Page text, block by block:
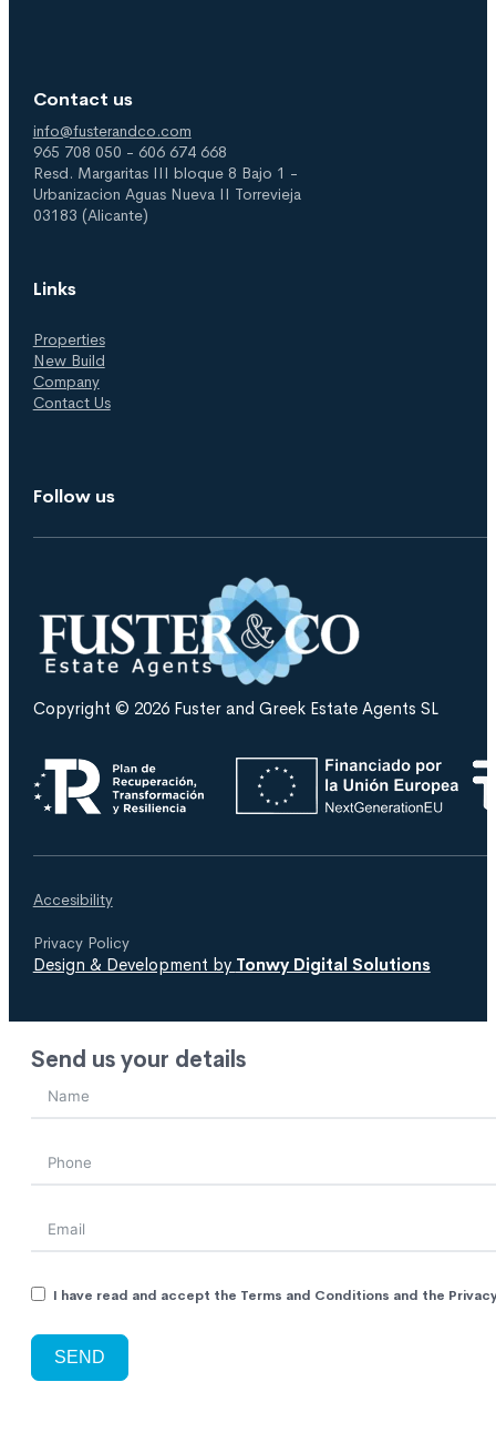
Contact us
info@fusterandco.com
965 708 050 - 606 674 668
Resd. Margaritas III bloque 8 Bajo 1 -
Urbanizacion Aguas Nueva II Torrevieja
03183 (Alicante)
Links
Properties
New Build
Company
Contact Us
Follow us
Copyright © 2026 Fuster and Greek Estate Agents SL
Accesibility
Privacy Policy
Design & Development by Tonwy Digital Solutions
Send us your details
I have read and accept the Terms and Conditions and the
SEND